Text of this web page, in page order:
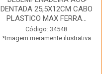
DENTADA 25,5X12CM CABO
PLASTICO MAX FERRA...
Código: 34548
*Imagem meramente ilustrativa